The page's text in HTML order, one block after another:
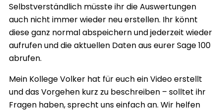
Selbstverständlich müsste ihr die Auswertungen
auch nicht immer wieder neu erstellen. Ihr könnt
diese ganz normal abspeichern und jederzeit wieder
aufrufen und die aktuellen Daten aus eurer Sage 100
abrufen.
Mein Kollege Volker hat für euch ein Video erstellt
und das Vorgehen kurz zu beschreiben – solltet ihr
Fragen haben, sprecht uns einfach an. Wir helfen